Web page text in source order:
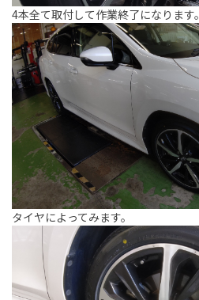
4本全て取付して作業終了になります。
タイヤによってみます。